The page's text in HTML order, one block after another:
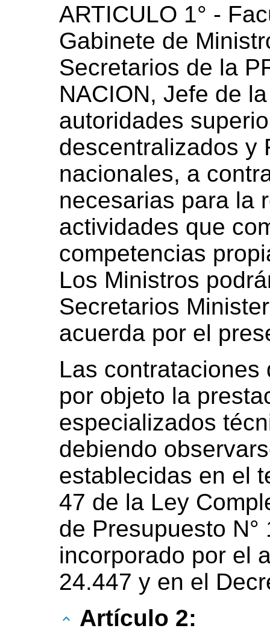
ARTICULO 1° -
Gabinete de
Secretarios de la
NACION, Jefe de
autoridades
descentralizados y
nacionales, a
necesarias para la
actividades que
competencias
Los Ministros
Secretarios
acuerda por el
Las
por objeto la
especializados
debiendo
establecidas en el
47 de la Ley
de Presupuesto N°
incorporado por el
24.447 y en el
Artículo 2: